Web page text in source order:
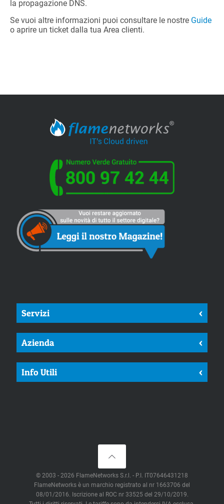
la propagazione DNS.
Se vuoi altre informazioni puoi consultare le nostre Guide
o aprire un ticket dalla tua Area clienti.
Servizi <
Azienda <
Info Utili <
© 2003 - 2026 FlameNetworks S.r.l. - P.I. IT07646431218
FlameNetworks è un marchio registrato al nr 1663706 del
08/01/2016. Iscrizione al ROC nr 33525 del 29/10/2019.